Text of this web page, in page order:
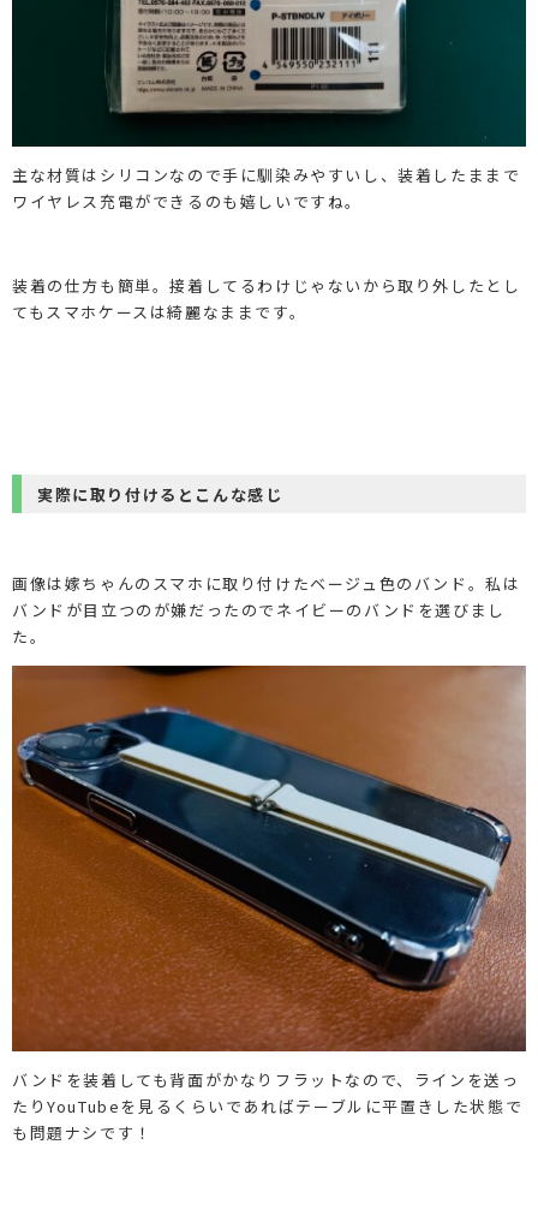
主な材質はシリコンなので手に馴染みやすいし、装着したままで
ワイヤレス充電ができるのも嬉しいですね。
装着の仕方も簡単。接着してるわけじゃないから取り外したとし
てもスマホケースは綺麗なままです。
実際に取り付けるとこんな感じ
画像は嫁ちゃんのスマホに取り付けたベージュ色のバンド。私は
バンドが目立つのが嫌だったのでネイビーのバンドを選びまし
た。
バンドを装着しても背面がかなりフラットなので、ラインを送っ
たりYouTubeを見るくらいであればテーブルに平置きした状態で
も問題ナシです！